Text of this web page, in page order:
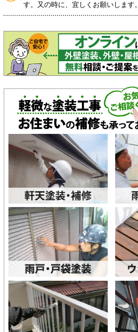
す。又の時に、宜しくお願いします。